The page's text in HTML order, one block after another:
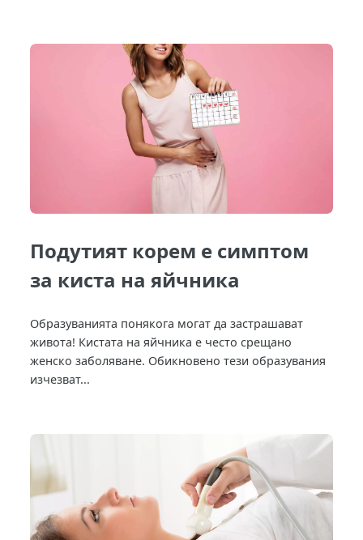
Подутият корем е симптом
за киста на яйчника
Образуванията понякога могат да застрашават
живота! Кистата на яйчника е често срещано
женско заболяване. Обикновено тези образувания
изчезват...